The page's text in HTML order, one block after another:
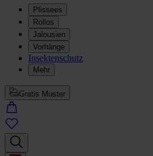
Plissees
Rollos
Jalousien
Vorhänge
Insektenschutz
Mehr
Gratis Muster